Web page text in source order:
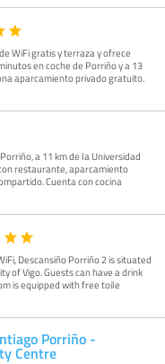
WiFi gratis y terraza y ofrece
en coche de Porriño y a 13
aparcamiento privado gratuito.
a 11 km de la Universidad
restaurante, aparcamiento
Cuenta con cocina
Descansiño Porriño 2 is situated
of Vigo. Guests can have a drink
is equipped with free toile
Porriño -
Centre